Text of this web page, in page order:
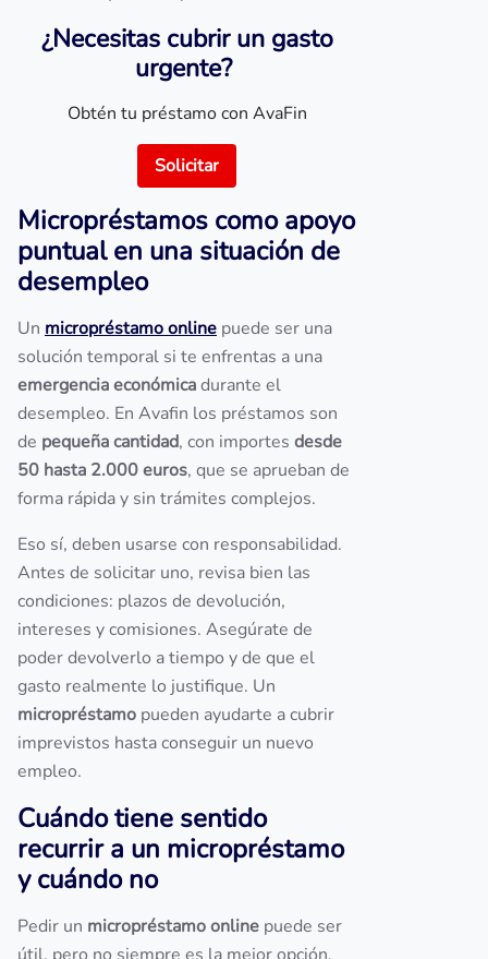
¿Necesitas cubrir un gasto
urgente?
Obtén tu préstamo con AvaFin
Solicitar
Micropréstamos como apoyo
puntual en una situación de
desempleo
Un micropréstamo online puede ser una
solución temporal si te enfrentas a una
emergencia económicadurante el
desempleo. En Avafin los préstamos son
de pequeña cantidad, con importes desde
50 hasta 2.000 euros, que se aprueban de
forma rápida y sin trámites complejos.
Eso sí, deben usarse con responsabilidad.
Antes de solicitar uno, revisa bien las
condiciones: plazos de devolución,
intereses y comisiones. Asegúrate de
poder devolverlo a tiempo y de que el
gasto realmente lo justifique. Un
micropréstamo pueden ayudarte a cubrir
imprevistos hasta conseguir un nuevo
empleo.
Cuándo tiene sentido
recurrir a un micropréstamo
y cuándo no
Pedir un micropréstamo online puede ser